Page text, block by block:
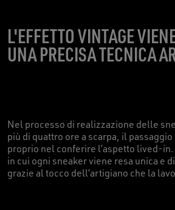
L'EFFETTO VINTAGE
UNA PRECISA TECNICA
Nel processo di realizzazione delle
più di quattro ore a scarpa, il
proprio nel conferire l’aspetto lived-
in cui ogni sneaker viene resa unica e
grazie al tocco dell’artigiano che la